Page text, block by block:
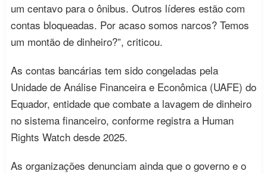
um centavo para o ônibus. Outros líderes estão com
contas bloqueadas. Por acaso somos narcos? Temos
um montão de dinheiro?”, criticou.
As contas bancárias tem sido congeladas pela
Unidade de Análise Financeira e Econômica (UAFE) do
Equador, entidade que combate a lavagem de dinheiro
no sistema financeiro, conforme registra a Human
Rights Watch desde 2025.
As organizações denunciam ainda que o governo e o